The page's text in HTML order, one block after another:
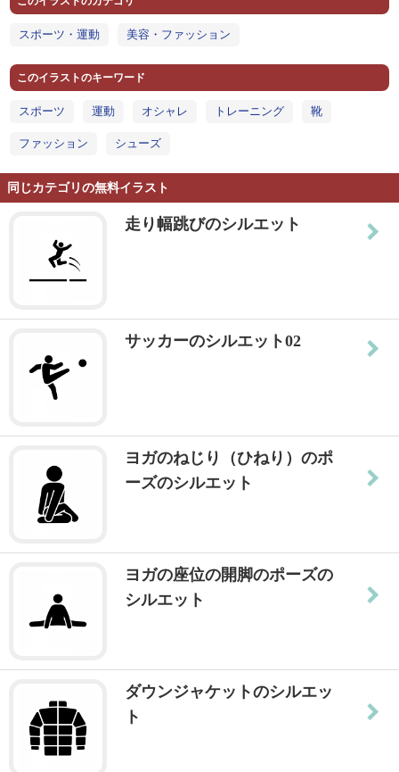
スポーツ・運動 美容・ファッション
このイラストのキーワード
スポーツ 運動 オシャレ トレーニング 靴
ファッション シューズ
同じカテゴリの無料イラスト
走り幅跳びのシルエット
サッカーのシルエット02
ヨガのねじり（ひねり）のポ
ーズのシルエット
ヨガの座位の開脚のポーズの
シルエット
ダウンジャケットのシルエッ
ト